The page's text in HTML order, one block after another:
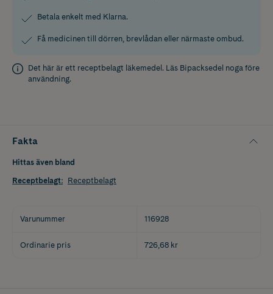
Betala enkelt med Klarna.
Få medicinen till dörren, brevlådan eller närmaste ombud.
Det här är ett receptbelagt läkemedel. Läs Bipacksedel noga före
användning.
Fakta
Hittas även bland
Receptbelagt: Receptbelagt
Varunummer 116928
Ordinarie pris 726,68 kr